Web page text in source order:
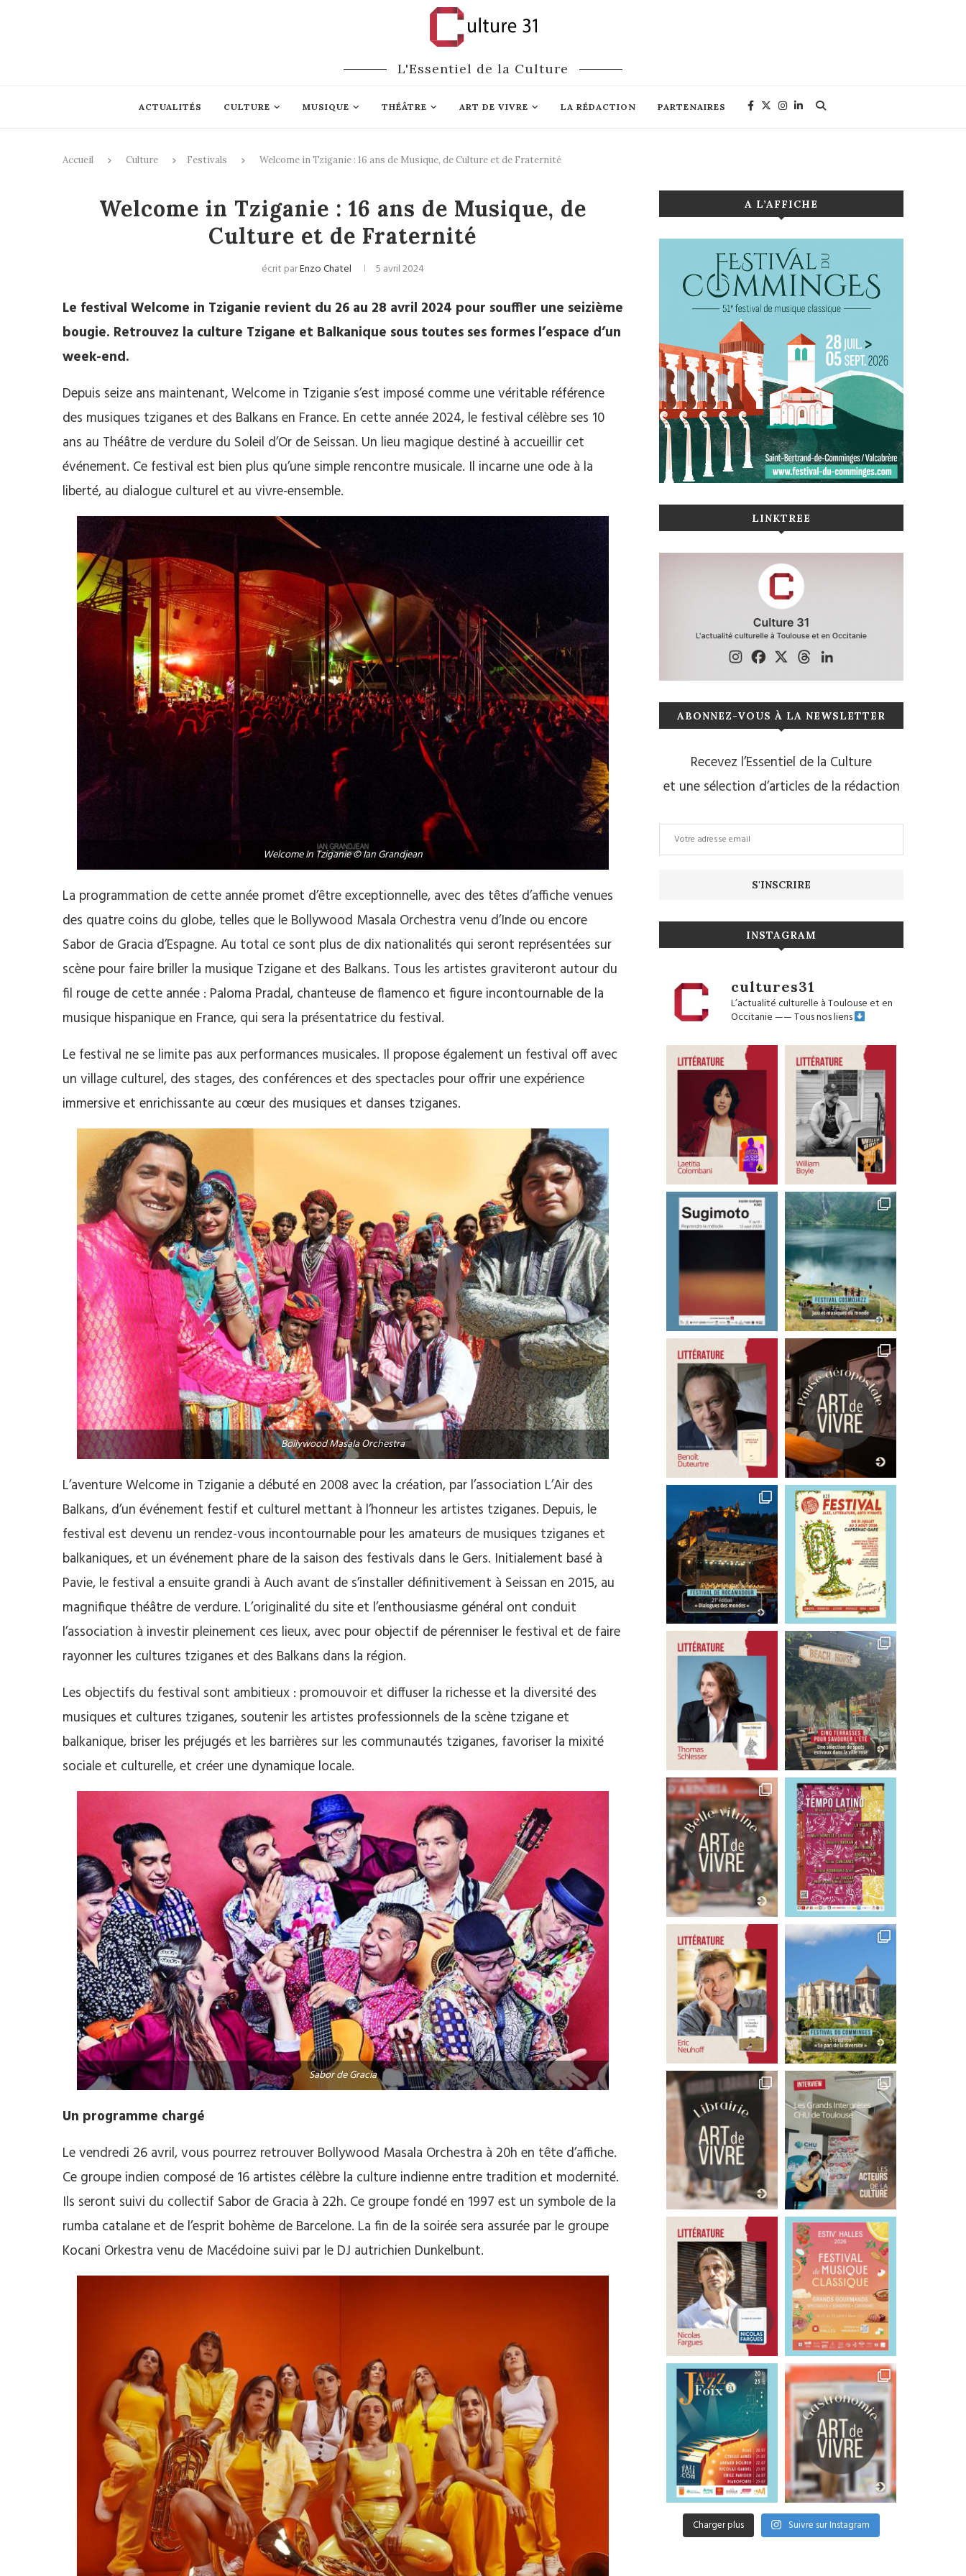
L'Essentiel de la Culture
ACTUALITÉS CULTURE MUSIQUE THÉÂTRE ART DE VIVRE LA RÉDACTION PARTENAIRES
Accueil Culture Festivals Welcome in Tziganie : 16 ans de Musique, de Culture et de Fraternité
Welcome in Tziganie : 16 ans de Musique, de
Culture et de Fraternité
écrit parEnzo Chatel 5 avril 2024
Le festival Welcome in Tziganie revient du 26 au 28 avril 2024 pour souffler une seizième
bougie. Retrouvez la culture Tzigane et Balkanique sous toutes ses formes l’espace d’un
week-end.
Depuis seize ans maintenant, Welcome in Tziganie s’est imposé comme une véritable référence
des musiques tziganes et des Balkans en France. En cette année 2024, le festival célèbre ses 10
ans au Théâtre de verdure du Soleil d’Or de Seissan. Un lieu magique destiné à accueillir cet
événement. Ce festival est bien plus qu’une simple rencontre musicale. Il incarne une ode à la
liberté, au dialogue culturel et au vivre-ensemble.
Welcome In Tziganie © Ian Grandjean
La programmation de cette année promet d’être exceptionnelle, avec des têtes d’affiche venues
des quatre coins du globe, telles que le Bollywood Masala Orchestra venu d’Inde ou encore
Sabor de Gracia d’Espagne. Au total ce sont plus de dix nationalités qui seront représentées sur
scène pour faire briller la musique Tzigane et des Balkans. Tous les artistes graviteront autour du
fil rouge de cette année : Paloma Pradal, chanteuse de flamenco et figure incontournable de la
musique hispanique en France, qui sera la présentatrice du festival.
Le festival ne se limite pas aux performances musicales. Il propose également un festival off avec
un village culturel, des stages, des conférences et des spectacles pour offrir une expérience
immersive et enrichissante au cœur des musiques et danses tziganes.
Bollywood Masala Orchestra
L’aventure Welcome in Tziganie a débuté en 2008 avec la création, par l’association L’Air des
Balkans, d’un événement festif et culturel mettant à l’honneur les artistes tziganes. Depuis, le
festival est devenu un rendez-vous incontournable pour les amateurs de musiques tziganes et
balkaniques, et un événement phare de la saison des festivals dans le Gers. Initialement basé à
Pavie, le festival a ensuite grandi à Auch avant de s’installer définitivement à Seissan en 2015, au
magnifique théâtre de verdure. L’originalité du site et l’enthousiasme général ont conduit
l’association à investir pleinement ces lieux, avec pour objectif de pérenniser le festival et de faire
rayonner les cultures tziganes et des Balkans dans la région.
Les objectifs du festival sont ambitieux : promouvoir et diffuser la richesse et la diversité des
musiques et cultures tziganes, soutenir les artistes professionnels de la scène tzigane et
balkanique, briser les préjugés et les barrières sur les communautés tziganes, favoriser la mixité
sociale et culturelle, et créer une dynamique locale.
Sabor de Gracia
Un programme chargé
Le vendredi 26 avril, vous pourrez retrouver Bollywood Masala Orchestra à 20h en tête d’affiche.
Ce groupe indien composé de 16 artistes célèbre la culture indienne entre tradition et modernité.
Ils seront suivi du collectif Sabor de Gracia à 22h. Ce groupe fondé en 1997 est un symbole de la
rumba catalane et de l’esprit bohème de Barcelone. La fin de la soirée sera assurée par le groupe
Kocani Orkestra venu de Macédoine suivi par le DJ autrichien Dunkelbunt.
A L’AFFICHE
LINKTREE
ABONNEZ-VOUS À LA NEWSLETTER
Recevez l’Essentiel de la Culture
et une sélection d’articles de la rédaction
INSTAGRAM
cultures31
L’actualité culturelle à Toulouse et en
Occitanie——Tous nos liens
Charger plus Suivre sur Instagram